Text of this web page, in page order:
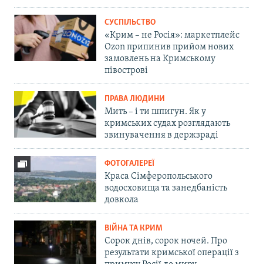
СУСПІЛЬСТВО
«Крим – не Росія»: маркетплейс
Ozon припинив прийом нових
замовлень на Кримському
півострові
ПРАВА ЛЮДИНИ
Мить – і ти шпигун. Як у
кримських судах розглядають
звинувачення в держзраді
ФОТОГАЛЕРЕЇ
Краса Сімферопольського
водосховища та занедбаність
довкола
ВІЙНА ТА КРИМ
Сорок днів, сорок ночей. Про
результати кримської операції з